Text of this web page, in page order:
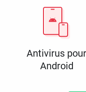
Antivirus pour
Android